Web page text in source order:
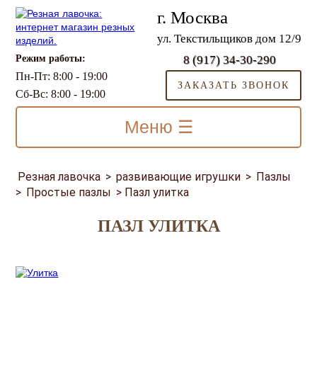
г. Москва
ул. Текстильщиков дом 12/9
Режим работы:
Пн-Пт: 8:00 - 19:00
Сб-Вс: 8:00 - 19:00
8 (917) 34-30-290
ЗАКАЗАТЬ ЗВОНОК
Меню ☰
Резная лавочка > развивающие игрушки > Пазлы
> Простые пазлы > Пазл улитка
ПАЗЛ УЛИТКА